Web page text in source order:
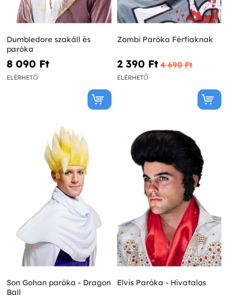
Dumbledore szakáll és
paróka
8 090 Ft‎
ELÉRHETŐ
Zombi Paróka Férfiaknak
2 390 Ft‎ 4 690 Ft‎
ELÉRHETŐ
Son Gohan paróka - Dragon
Ball
Elvis Paróka - Hivatalos